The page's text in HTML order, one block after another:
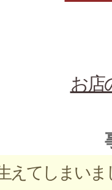
お店
えてしまいま